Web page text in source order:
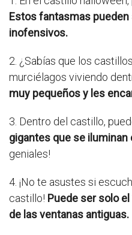
Estos fantasmas
inofensivos.
2. ¿Sabías que los
murciélagos viviendo
muy pequeños y les
3. Dentro del castillo,
gigantes que se iluminan
geniales!
4. ¡No te asustes si
castillo! Puede ser solo
de las ventanas antiguas.